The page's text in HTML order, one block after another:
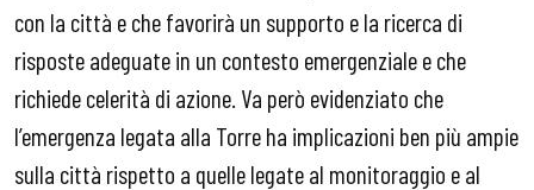
con la città e che favorirà un supporto e la ricerca di
risposte adeguate in un contesto emergenziale e che
richiede celerità di azione. Va però evidenziato che
l’emergenza legata alla Torre ha implicazioni ben più ampie
sulla città rispetto a quelle legate al monitoraggio e al